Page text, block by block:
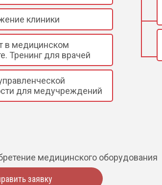
клиники
в медицинском
Тренинг для врачей
для медучреждений
медицинского оборудования
заявку